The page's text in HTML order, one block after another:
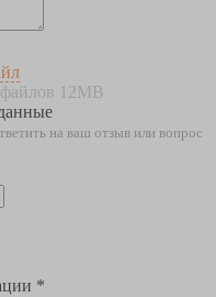
12MB
на ваш отзыв или вопрос
*